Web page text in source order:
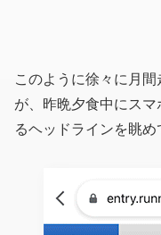
このように徐々に月
が、昨晩夕食中にス
るヘッドラインを眺め